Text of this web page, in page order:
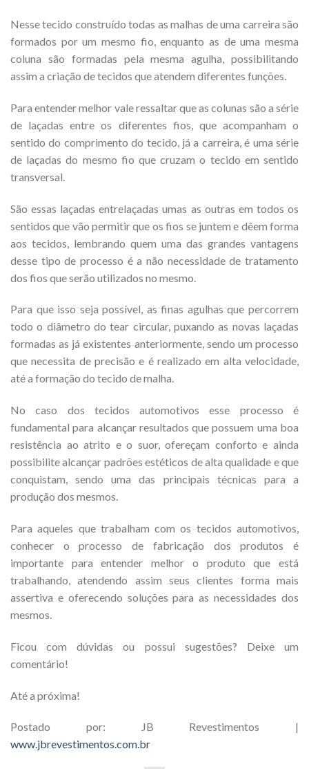
Nesse tecido construído todas as malhas de uma carreira são
formados por um mesmo fio, enquanto as de uma mesma
coluna são formadas pela mesma agulha, possibilitando
assim a criação de tecidos que atendem diferentes funções.
Para entender melhor vale ressaltar que as colunas são a série
de laçadas entre os diferentes fios, que acompanham o
sentido do comprimento do tecido, já a carreira, é uma série
de laçadas do mesmo fio que cruzam o tecido em sentido
transversal.
São essas laçadas entrelaçadas umas as outras em todos os
sentidos que vão permitir que os fios se juntem e dêem forma
aos tecidos, lembrando quem uma das grandes vantagens
desse tipo de processo é a não necessidade de tratamento
dos fios que serão utilizados no mesmo.
Para que isso seja possível, as finas agulhas que percorrem
todo o diâmetro do tear circular, puxando as novas laçadas
formadas as já existentes anteriormente, sendo um processo
que necessita de precisão e é realizado em alta velocidade,
até a formação do tecido de malha.
No caso dos tecidos automotivos esse processo é
fundamental para alcançar resultados que possuem uma boa
resistência ao atrito e o suor, ofereçam conforto e ainda
possibilite alcançar padrões estéticos de alta qualidade e que
conquistam, sendo uma das principais técnicas para a
produção dos mesmos.
Para aqueles que trabalham com os tecidos automotivos,
conhecer o processo de fabricação dos produtos é
importante para entender melhor o produto que está
trabalhando, atendendo assim seus clientes forma mais
assertiva e oferecendo soluções para as necessidades dos
mesmos.
Ficou com dúvidas ou possui sugestões? Deixe um
comentário!
Até a próxima!
Postado por: JB Revestimentos |
www.jbrevestimentos.com.br